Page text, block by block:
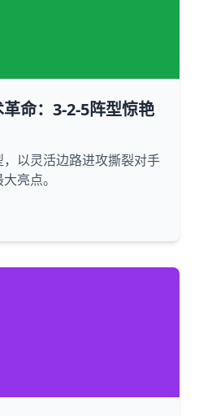
命：3-2-5阵型惊艳
以灵活边路进攻撕裂对手
亮点。